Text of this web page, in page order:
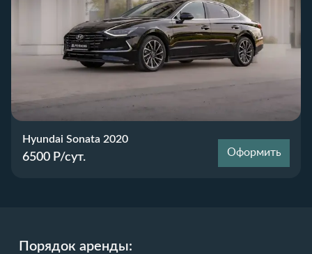
Hyundai Sonata 2020
6500 Р/сут. Оформить
Порядок аренды: